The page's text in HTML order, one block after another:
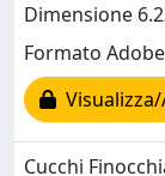
Dimensione
Formato
Cucchi